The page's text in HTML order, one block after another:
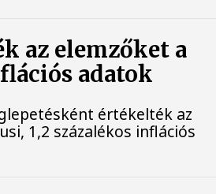
az elemzőket a
adatok
értékelték az
1,2 százalékos inflációs